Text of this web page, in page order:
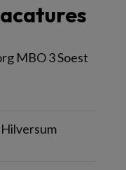
MBO 3 Soest